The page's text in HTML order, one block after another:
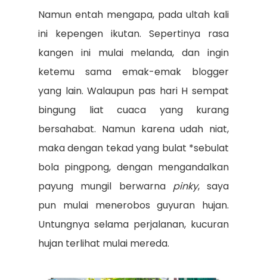
Namun entah mengapa, pada ultah kali
ini kepengen ikutan. Sepertinya rasa
kangen ini mulai melanda, dan ingin
ketemu sama emak-emak blogger
yang lain. Walaupun pas hari H sempat
bingung liat cuaca yang kurang
bersahabat. Namun karena udah niat,
maka dengan tekad yang bulat *sebulat
bola pingpong, dengan mengandalkan
payung mungil berwarna pinky, saya
pun mulai menerobos guyuran hujan.
Untungnya selama perjalanan, kucuran
hujan terlihat mulai mereda.